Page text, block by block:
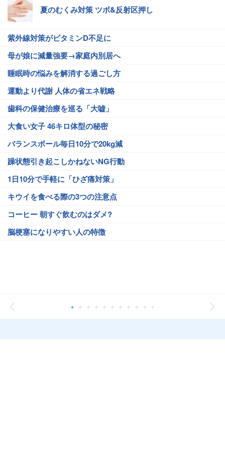
夏のむくみ対策 ツボ&反射区押し
紫外線対策がビタミンD不足に
母が娘に減量強要→家庭内別居へ
睡眠時の悩みを解消する過ごし方
運動より代謝 人体の省エネ戦略
歯科の保健治療を巡る「大嘘」
大食い女子 46キロ体型の秘密
バランスボール毎日10分で20kg減
躁状態引き起こしかねないNG行動
1日10分で手軽に「ひざ痛対策」
キウイを食べる際の3つの注意点
コーヒー 朝すぐ飲むのはダメ?
脳梗塞になりやすい人の特徴